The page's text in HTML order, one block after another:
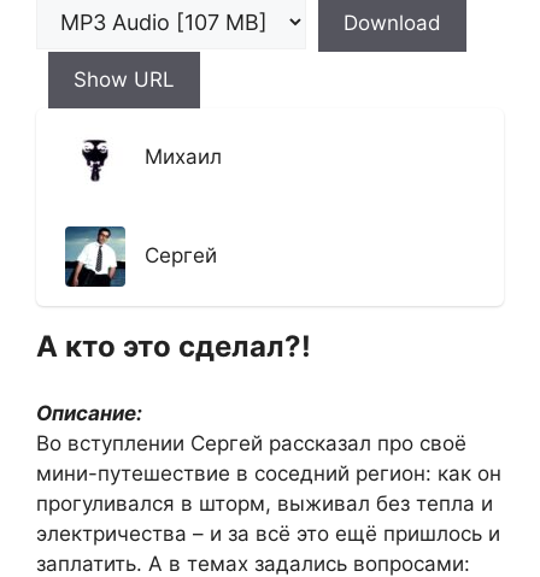
Download
Show URL
Михаил
Сергей
А кто это сделал?!
Описание:
Во вступлении Сергей рассказал про своё
мини-путешествие в соседний регион: как он
прогуливался в шторм, выживал без тепла и
электричества – и за всё это ещё пришлось и
заплатить. А в темах задались вопросами: